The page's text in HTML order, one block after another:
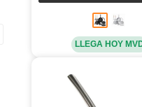
LLEGA HOY